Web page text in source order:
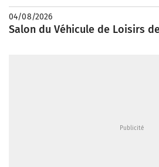
04/08/2026
Salon du Véhicule de Loisirs